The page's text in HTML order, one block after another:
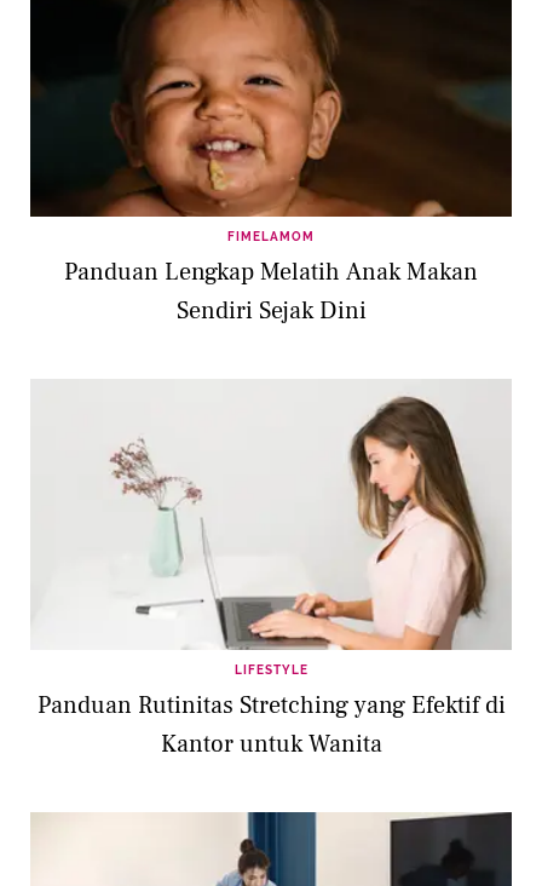
FIMELAMOM
Panduan Lengkap Melatih Anak Makan
Sendiri Sejak Dini
LIFESTYLE
Panduan Rutinitas Stretching yang Efektif di
Kantor untuk Wanita